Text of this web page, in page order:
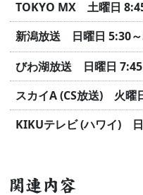
TOKYO MX 土曜日
新潟放送 日曜日 5:30
びわ湖放送 日曜日
スカイA (CS放送) 火曜
KIKUテレビ (ハワイ)
関連内容